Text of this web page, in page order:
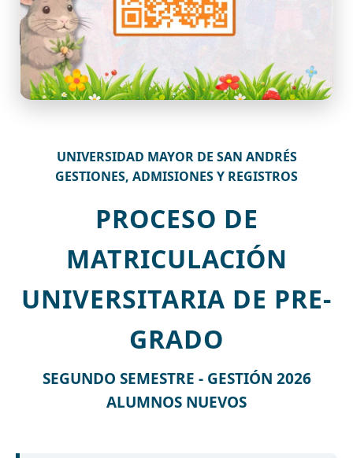
UNIVERSIDAD MAYOR DE SAN ANDRÉS
GESTIONES, ADMISIONES Y REGISTROS
PROCESO DE
MATRICULACIÓN
UNIVERSITARIA DE PRE-
GRADO
SEGUNDO SEMESTRE - GESTIÓN 2026
ALUMNOS NUEVOS